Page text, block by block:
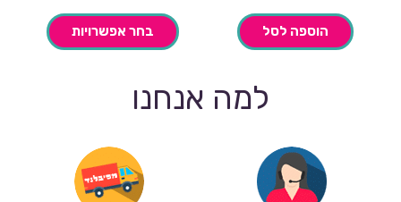
הוספה לסל בחר אפשרויות
למה אנחנו